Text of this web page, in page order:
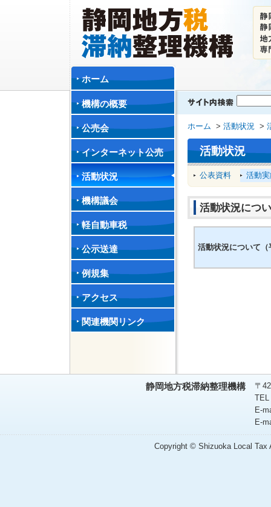
ホーム
機構の概要
公売会
インターネット公売
活動状況
機構議会
軽自動車税
公示送達
例規集
アクセス
関連機関リンク
ホーム > 活動状況 >
活動状況
公表資料 活動
活動状況につ
活動状況について
静岡地方税滞納整理機構
〒
TEL
E-
E-
Copyright © Shizuoka Local Tax